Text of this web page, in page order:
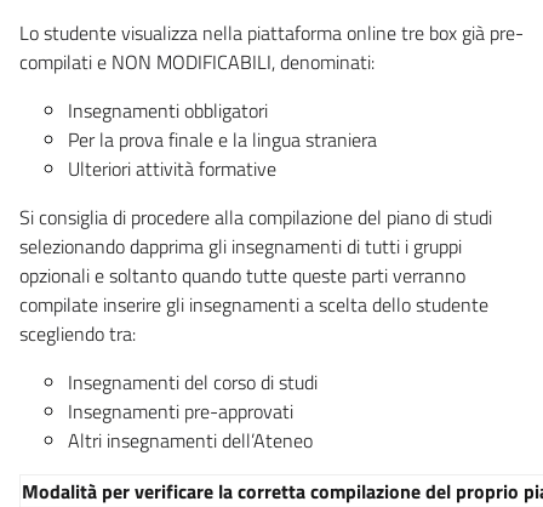
Lo studente visualizza nella piattaforma online tre box già pre-
compilati e NON MODIFICABILI, denominati:
Insegnamenti obbligatori
Per la prova finale e la lingua straniera
Ulteriori attività formative
​Si consiglia di procedere alla compilazione del piano di studi
selezionando dapprima gli insegnamenti di tutti i gruppi
opzionali e soltanto quando tutte queste parti verranno
compilate inserire gli insegnamenti a scelta dello studente
scegliendo tra:
Insegnamenti del corso di studi
Insegnamenti pre-approvati
Altri insegnamenti dell’Ateneo
Modalità per verificare la corretta compilazione del proprio